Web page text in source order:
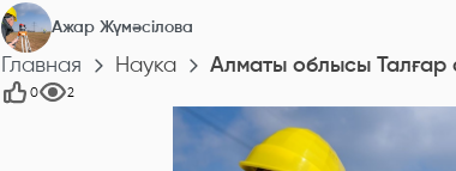
Ажар Жүмәсілова
Главная Наука Алматы облысы
0 2